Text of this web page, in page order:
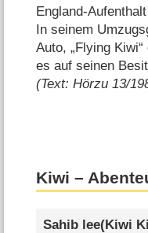
England-
In seinem
Auto, „Flying
es auf seinen
(Text: Hörzu 13/
Kiwi –
Sahib lee(Kiwi